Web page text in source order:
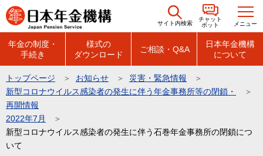
こ
の
の
先
頭
で
す
サイト内検索
チャット
ボット
メニュー
年金の制度・
手続き
様式の
ダウンロード
ご相談・Q&A
日本年金機構
について
トップページ お知らせ
災害・緊急情報
新型コロナウイルス感染者の発生に伴う年金事務所等の閉鎖・
再開情報
2022年7月
新型コロナウイルス感染者の発生に伴う石巻年金事務所の閉鎖につ
いて